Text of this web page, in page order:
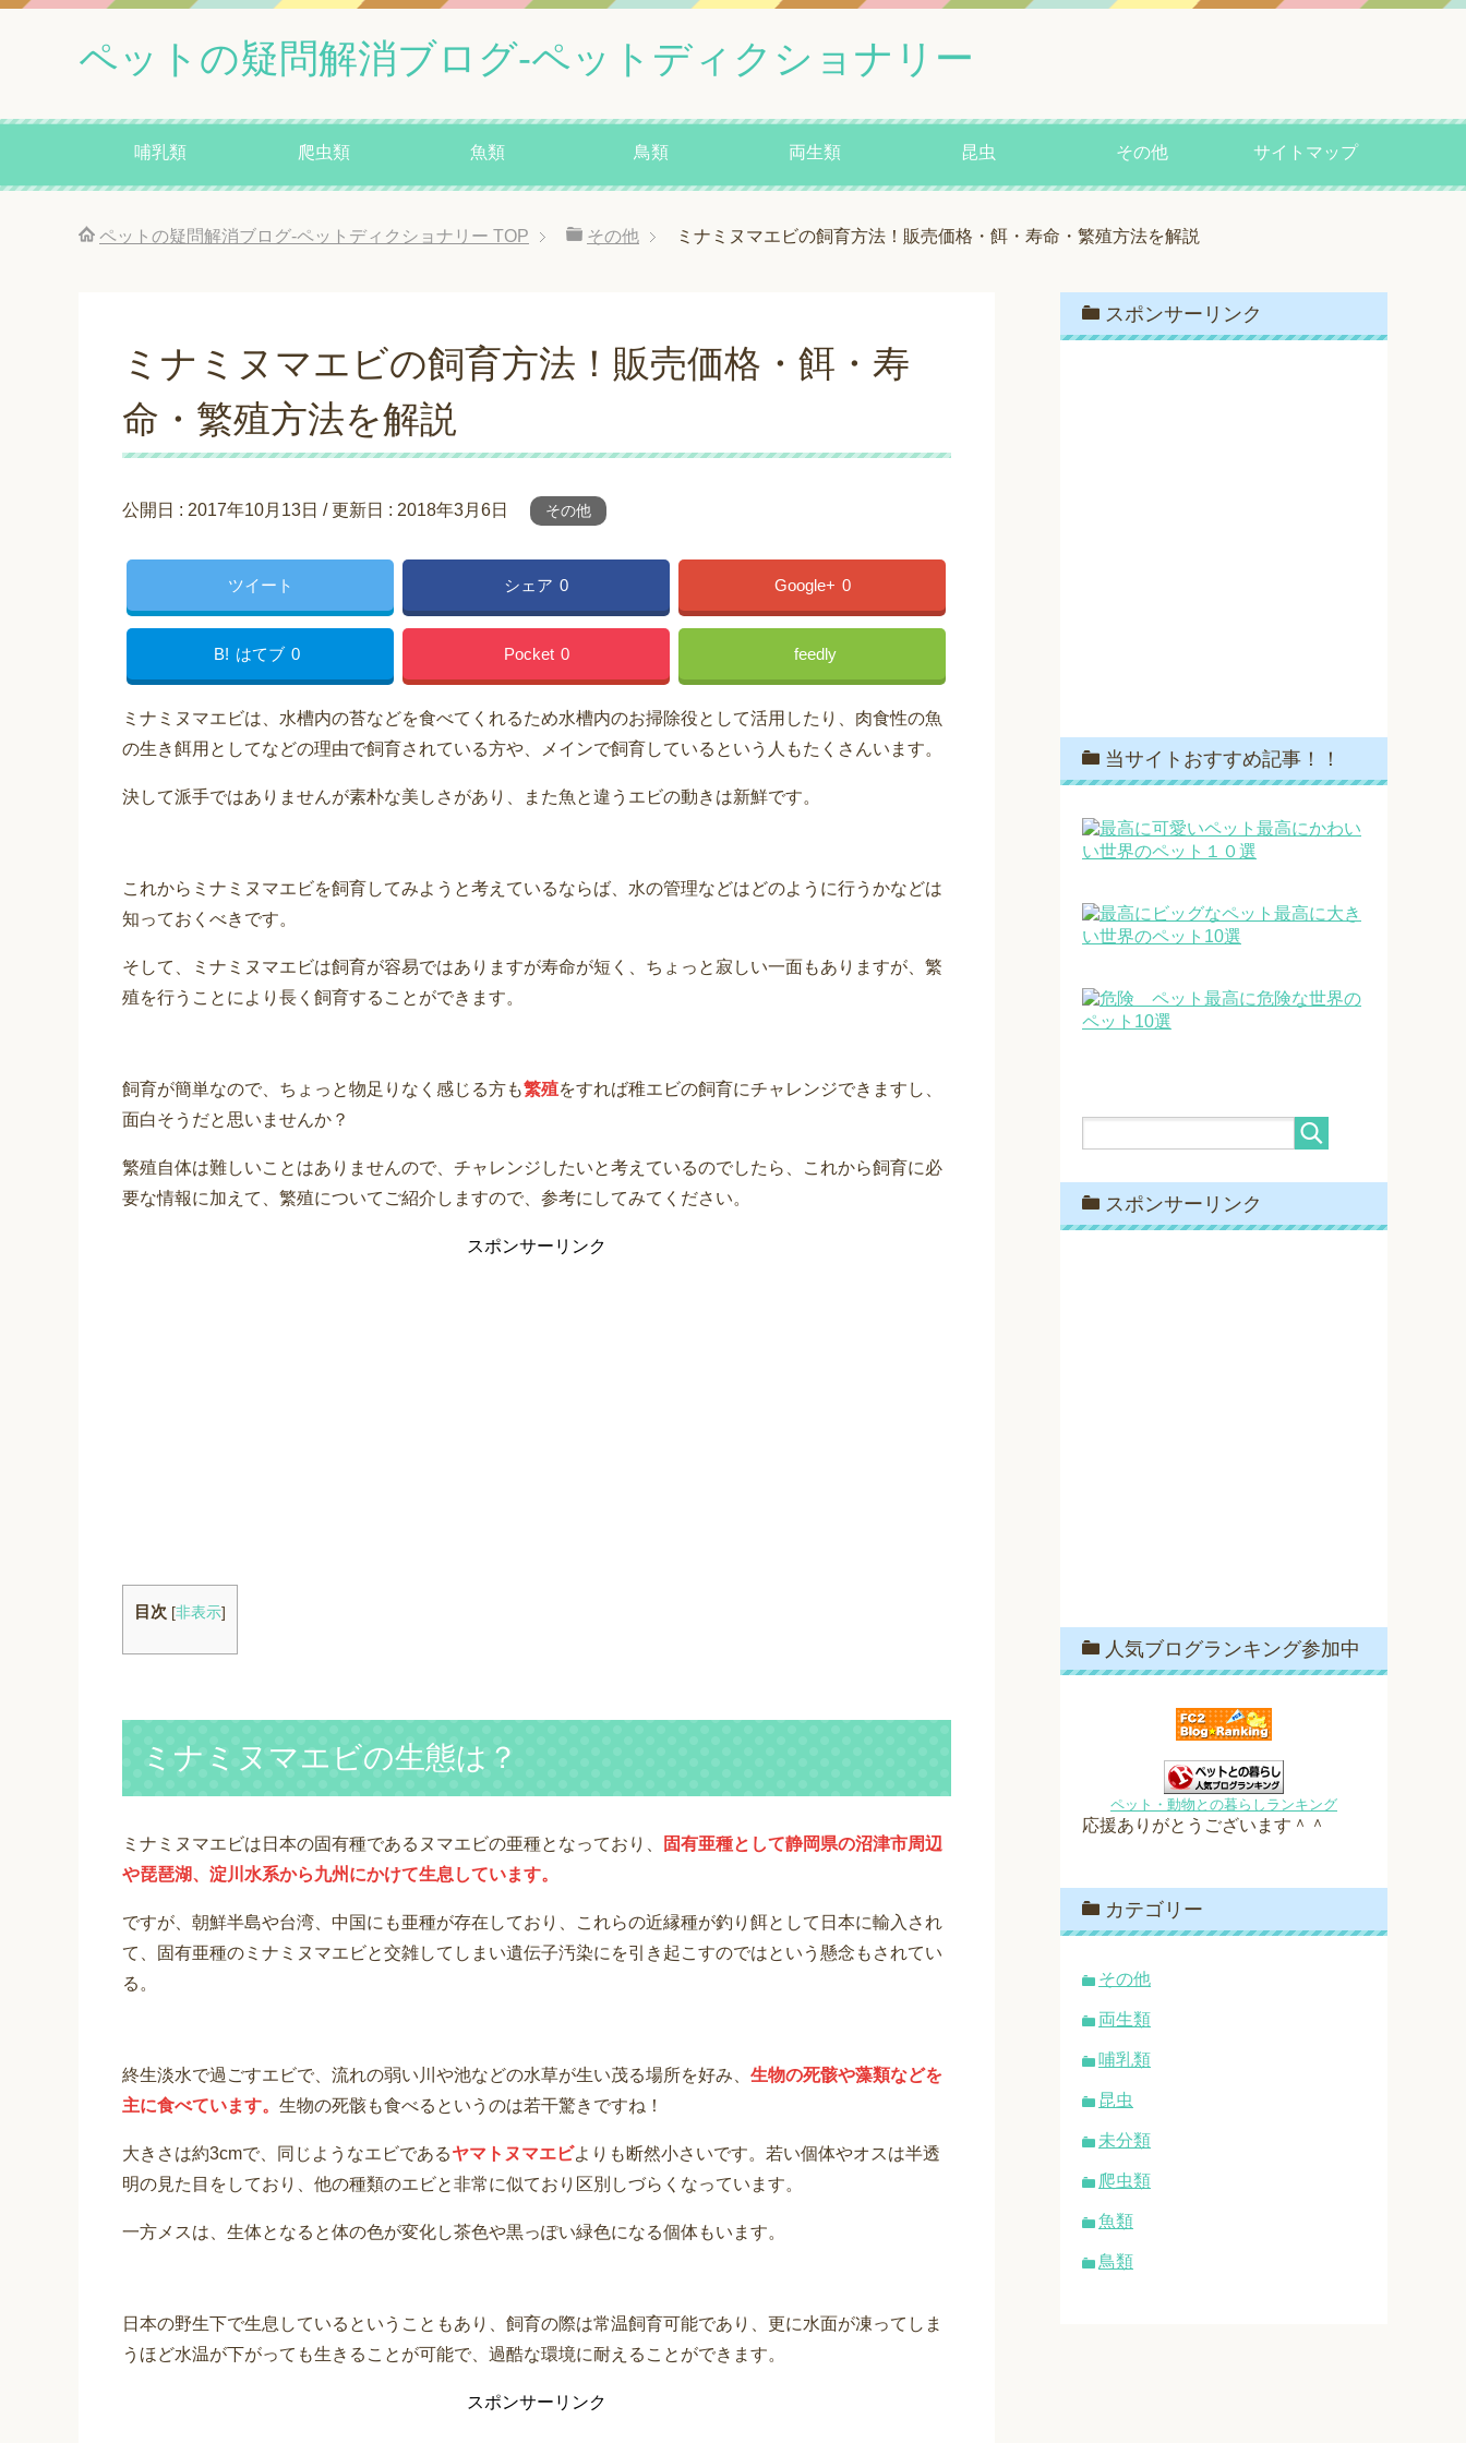
ペットの疑問解消ブログ-ペットディクショナリー
哺乳類 爬虫類 魚類 鳥類 両生類 昆虫 その他 サイトマップ
ペットの疑問解消ブログ-ペットディクショナリー TOP その他 ミナミヌマエビの飼育方法！販売価格・餌・寿命・繁殖方法を解説
ミナミヌマエビの飼育方法！販売価格・餌・寿
命・繁殖方法を解説
公開日 : 2017年10月13日 / 更新日 : 2018年3月6日 その他
ツイート シェア 0 Google+ 0
B! はてブ 0 Pocket 0 feedly
ミナミヌマエビは、水槽内の苔などを食べてくれるため水槽内のお掃除役として活用したり、肉食性の魚
の生き餌用としてなどの理由で飼育されている方や、メインで飼育しているという人もたくさんいます。
決して派手ではありませんが素朴な美しさがあり、また魚と違うエビの動きは新鮮です。
これからミナミヌマエビを飼育してみようと考えているならば、水の管理などはどのように行うかなどは
知っておくべきです。
そして、ミナミヌマエビは飼育が容易ではありますが寿命が短く、ちょっと寂しい一面もありますが、繁
殖を行うことにより長く飼育することができます。
飼育が簡単なので、ちょっと物足りなく感じる方も繁殖をすれば稚エビの飼育にチャレンジできますし、
面白そうだと思いませんか？
繁殖自体は難しいことはありませんので、チャレンジしたいと考えているのでしたら、これから飼育に必
要な情報に加えて、繁殖についてご紹介しますので、参考にしてみてください。
スポンサーリンク
目次 [非表示]
ミナミヌマエビの生態は？
ミナミヌマエビは日本の固有種であるヌマエビの亜種となっており、
固有亜種として静岡県の沼津市周辺
や琵琶湖、淀川水系から九州にかけて生息しています。
ですが、朝鮮半島や台湾、中国にも亜種が存在しており、これらの近縁種が釣り餌として日本に輸入され
て、固有亜種のミナミヌマエビと交雑してしまい遺伝子汚染にを引き起こすのではという懸念もされてい
る。
終生淡水で過ごすエビで、流れの弱い川や池などの水草が生い茂る場所を好み、 生物の死骸や藻類などを
主に食べています。 生物の死骸も食べるというのは若干驚きですね！
大きさは約3cmで、同じようなエビであるヤマトヌマエビよりも断然小さいです。若い個体やオスは半透
明の見た目をしており、他の種類のエビと非常に似ており区別しづらくなっています。
一方メスは、生体となると体の色が変化し茶色や黒っぽい緑色になる個体もいます。
日本の野生下で生息しているということもあり、飼育の際は常温飼育可能であり、更に水面が凍ってしま
うほど水温が下がっても生きることが可能で、過酷な環境に耐えることができます。
スポンサーリンク
スポンサーリンク
当サイトおすすめ記事！！
最高にかわい
い世界のペット１０選
最高に大き
い世界のペット10選
最高に危険な世界の
ペット10選
スポンサーリンク
人気ブログランキング参加中
ペット・動物との暮らしランキング
応援ありがとうございます＾＾
カテゴリー
その他
両生類
哺乳類
昆虫
未分類
爬虫類
魚類
鳥類